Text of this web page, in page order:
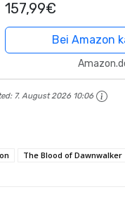
157,99€
Bei Amazon
7. August 2026 10:06
The Blood of Dawnwalker